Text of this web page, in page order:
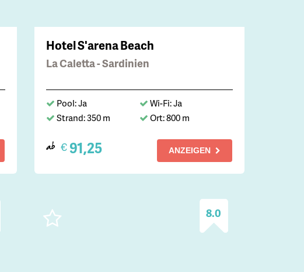
Hotel S'arena Beach
La Caletta - Sardinien
Pool: Ja
Wi-Fi: Ja
Strand: 350 m
Ort: 800 m
ab € 91,25 ANZEIGEN
8.0